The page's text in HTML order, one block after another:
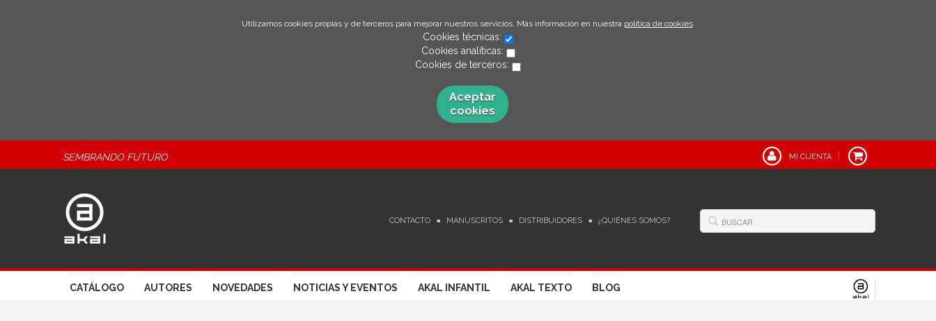
Utilizamos cookies propias y de terceros para mejorar nuestros servicios. Más información en nuestra política de cookies.
Cookies técnicas:
Cookies analíticas:
Cookies de terceros:
Aceptar
cookies
SEMBRANDO FUTURO MI CUENTA
CONTACTO MANUSCRITOS DISTRIBUIDORES ¿QUIÉNES SOMOS?
CATÁLOGO AUTORES NOVEDADES NOTICIAS Y EVENTOS AKAL INFANTIL AKAL TEXTO BLOG